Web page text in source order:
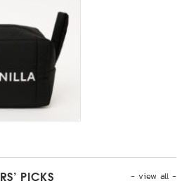
- view all -
PICKS